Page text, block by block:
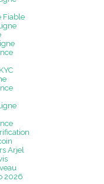
Fiable
Arjel
2026